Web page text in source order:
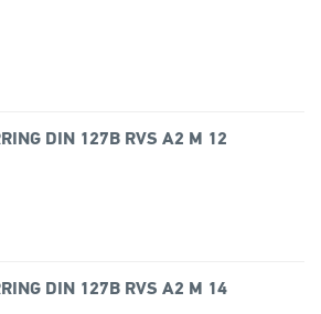
DIN 127B RVS A2 M 12
DIN 127B RVS A2 M 14